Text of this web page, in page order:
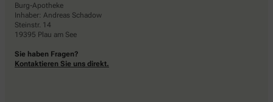
Burg-Apotheke
Inhaber: Andreas Schadow
Steinstr. 14
19395 Plau am See
Sie haben Fragen?
Kontaktieren Sie uns direkt.